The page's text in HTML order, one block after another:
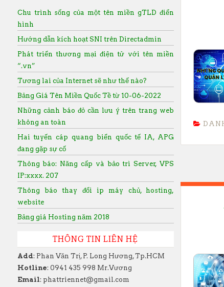
Chu trình sống của một tên miền gTLD điển
hình
Hướng dẫn kích hoạt SNI trên Directadmin
Phát triển thương mại điện tử với tên miền
“.vn”
Tương lai của Internet sẽ như thế nào?
Bảng Giá Tên Miền Quốc Tề từ 10-06-2022
Những cảnh báo đỏ cần lưu ý trên trang web
không an toàn
Hai tuyến cáp quang biển quốc tế IA, APG
đang gặp sự cố
Thông báo: Năng cấp và bảo trì Server, VPS
IP:xxxx. 207
Thông báo thay đổi ip máy chủ, hosting,
website
Bảng giá Hosting năm 2018
THÔNG TIN LIÊN HỆ
Add: Phan Văn Trị, P. Long Hương, Tp.HCM
Hotline: 0941 435 998 Mr.Vương
Email: phattriennet@gmail.com